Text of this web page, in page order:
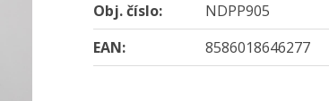
Obj. číslo:
NDPP905
EAN:
8586018646277